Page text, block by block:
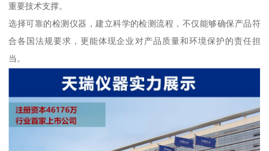
重要技术支撑。
选择可靠的检测仪器，建立科学的检测流程，不仅能够确保产品符
合各国法规要求，更能体现企业对产品质量和环境保护的责任担
当。